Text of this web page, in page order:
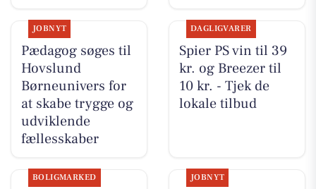
JOBNYT
Pædagog søges til
Hovslund
Børneunivers for
at skabe trygge og
udviklende
fællesskaber
DAGLIGVARER
Spier PS vin til 39
kr. og Breezer til
10 kr. - Tjek de
lokale tilbud
BOLIGMARKED JOBNYT